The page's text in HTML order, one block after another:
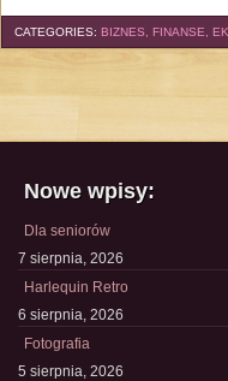
CATEGORIES: BIZNES, FINANSE,
Nowe wpisy:
Dla seniorów
7 sierpnia, 2026
Harlequin Retro
6 sierpnia, 2026
Fotografia
5 sierpnia, 2026